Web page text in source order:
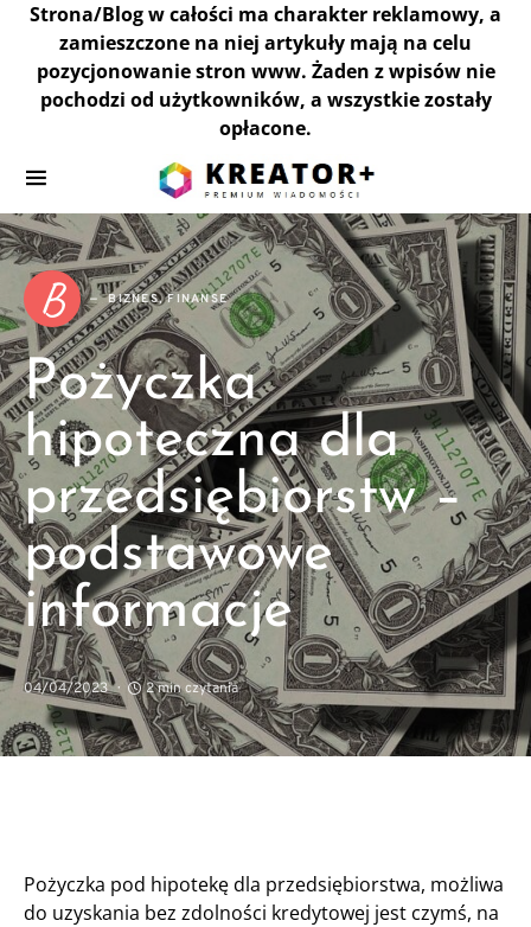
Strona/Blog w całości ma charakter reklamowy, a
zamieszczone na niej artykuły mają na celu
pozycjonowanie stron www. Żaden z wpisów nie
pochodzi od użytkowników, a wszystkie zostały
opłacone.
B BIZNES, FINANSE
Pożyczka
hipoteczna dla
przedsiębiorstw –
podstawowe
informacje
04/04/2023 2 min czytania
Pożyczka pod hipotekę dla przedsiębiorstwa, możliwa
do uzyskania bez zdolności kredytowej jest czymś, na